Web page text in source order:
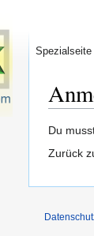
Zur
Navigation
Zur
Suche
Du
Zurück
Spezialseite